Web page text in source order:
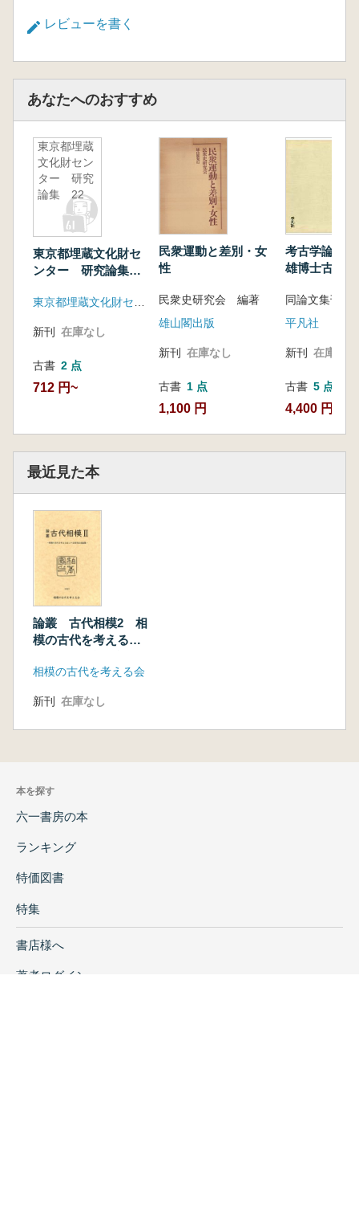
レビューを書く
あなたへのおすすめ
東京都埋蔵
文化財セン
ター 研究
論集 22
東京都埋蔵文化財セ
ンター 研究論集
新刊 在庫なし
古書 2 点
712 円~
民衆運動と差別・女
性
民衆史研究会 編著
雄山閣出版
新刊 在庫なし
古書 1 点
1,100 円
考古学論考
雄博士古稀
同論文集刊行
平凡社
新刊 在庫なし
古書 5 点
4,400 円~
最近見た本
論叢 古代相模2 相
模の古代を考える会
相模の古代を考える会
新刊 在庫なし
本を探す
六一書房の本
ランキング
特価図書
特集
書店様へ
著者ログイン